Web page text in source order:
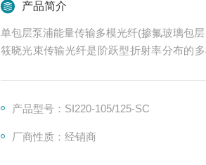
产品简介
单包层泵浦能量传输多模光纤(掺氟玻璃包
筱晓光束传输光纤是阶跃型折射率分布的
与稳定性，广泛应用于材料加工、科学研究
产品型号：SI220-105/125-SC
厂商性质：经销商